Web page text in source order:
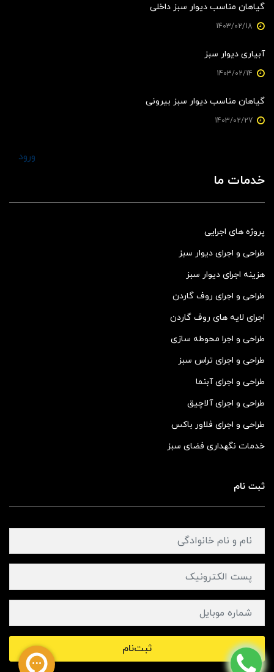
گیاهان مناسب دیوار سبز داخلی
آبیاری دیوار سبز
گیاهان مناسب دیوار سبز بیرونی
ورود
خدمات ما
پروژه های اجرایی
طراحی و اجرای دیوار سبز
هزینه اجرای دیوار سبز
طراحی و اجرای روف گاردن
اجرای لایه های روف گاردن
طراحی و اجرا محوطه سازی
طراحی و اجرای تراس سبز
طراحی و اجرای آبنما
طراحی و اجرای آلاچیق
طراحی و اجرای فلاور باکس
خدمات نگهداری فضای سبز
ثبت نام
ثبت‌نام